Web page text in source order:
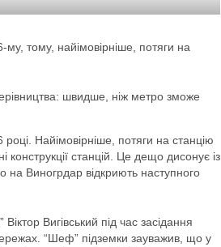
тому, найімовірніше, потяги на
швидше, ніж метро зможе
Найімовірніше, потяги на станцію
станцій. Це дещо дисонує із
на Виногрдар відкриють наступного
Вигівський під час засідання
“Шеф” підземки зауважив, що у